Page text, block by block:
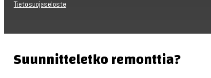
Tietosuojaseloste
Suunnitteletko remonttia?